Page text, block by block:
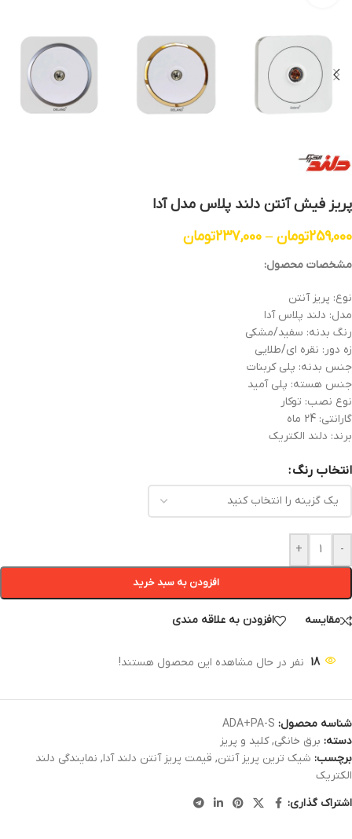
پریز فیش آنتن دلند پلاس مدل آدا
259,000تومان –
237,000تومان
مشخصات محصول:
نوع: پریز آنتن
مدل: دلند پلاس آدا
رنگ بدنه: سفید/مشکی
زه دور: نقره ای/طلایی
جنس بدنه: پلی کربنات
جنس هسته: پلی آمید
نوع نصب: توکار
گارانتی: 24 ماه
برند: دلند الکتریک
انتخاب رنگ
-
+
افزودن به سبد خرید
مقایسه افزودن به علاقه مندی
18 نفر در حال مشاهده این محصول هستند!
شناسه محصول: ADA+PA-S
دسته: برق خانگی, کلید و پریز
برچسب: شیک ترین پریز آنتن, قیمت پریز آنتن دلند آدا, نمایندگی دلند
الکتریک
اشتراک گذاری: